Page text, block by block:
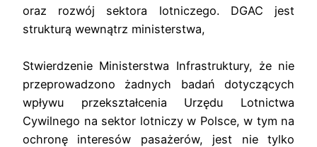
oraz rozwój sektora lotniczego. DGAC jest
strukturą wewnątrz ministerstwa,
Stwierdzenie Ministerstwa Infrastruktury, że nie
przeprowadzono żadnych badań dotyczących
wpływu przekształcenia Urzędu Lotnictwa
Cywilnego na sektor lotniczy w Polsce, w tym na
ochronę interesów pasażerów, jest nie tylko